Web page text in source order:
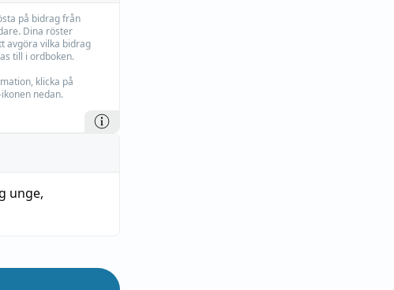
på bidrag från
Dina röster
avgöra vilka bidrag
till i ordboken.
klicka på
nedan.
unge,